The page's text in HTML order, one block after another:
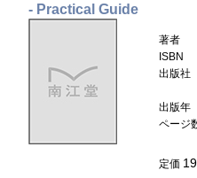
- Practical Guide
著者
ISBN
出版社
出版年
ページ
定価